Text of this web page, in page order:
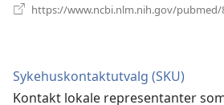
https://www.ncbi.nlm.nih.gov/pubmed/
Sykehuskontaktutvalg (SKU)
Kontakt lokale representanter